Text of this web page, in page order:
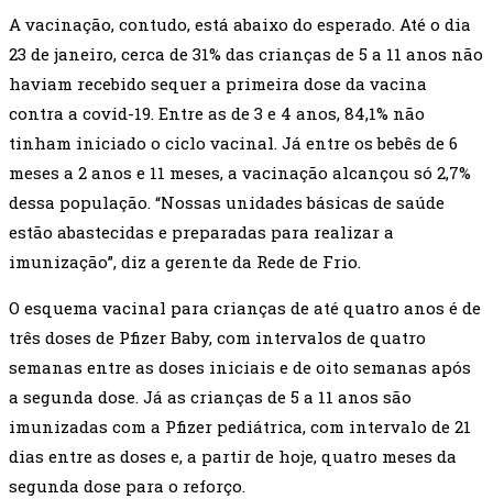
A vacinação, contudo, está abaixo do esperado. Até o dia
23 de janeiro, cerca de 31% das crianças de 5 a 11 anos não
haviam recebido sequer a primeira dose da vacina
contra a covid-19. Entre as de 3 e 4 anos, 84,1% não
tinham iniciado o ciclo vacinal. Já entre os bebês de 6
meses a 2 anos e 11 meses, a vacinação alcançou só 2,7%
dessa população. “Nossas unidades básicas de saúde
estão abastecidas e preparadas para realizar a
imunização”, diz a gerente da Rede de Frio.
O esquema vacinal para crianças de até quatro anos é de
três doses de Pfizer Baby, com intervalos de quatro
semanas entre as doses iniciais e de oito semanas após
a segunda dose. Já as crianças de 5 a 11 anos são
imunizadas com a Pfizer pediátrica, com intervalo de 21
dias entre as doses e, a partir de hoje, quatro meses da
segunda dose para o reforço.